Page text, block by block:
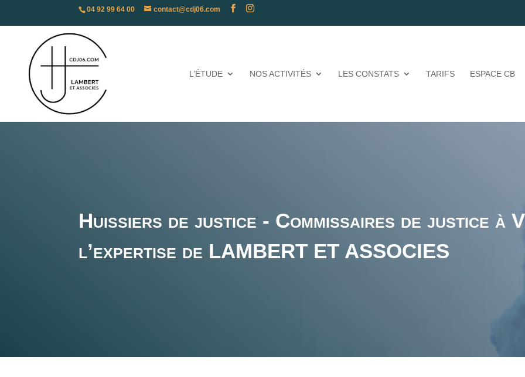
04 92 99 64 00 contact@cdj06.com
L’ÉTUDE NOS ACTIVITÉS LES CONSTATS TARIFS ESPACE CB
Huissiers de justice - Commissaires de justice à
l’expertise de LAMBERT ET ASSOCIES